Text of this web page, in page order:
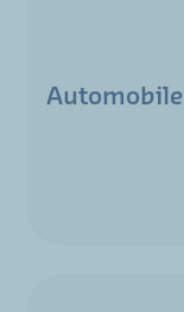
Automobile